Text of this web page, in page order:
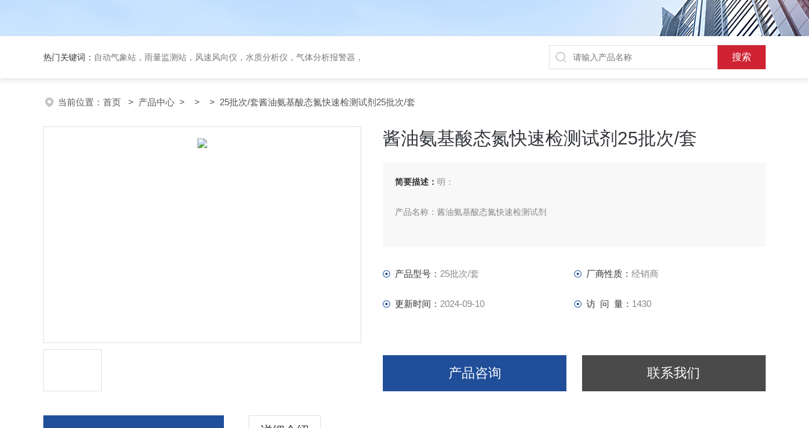
热门关键词： 自动气象站，雨量监测站，风速风向仪，水质分析仪，气体分析报警器，
当前位置： 首页 > 产品中心 > > > 25批次/套酱油氨基酸态氮快速检测试剂25批次/套
酱油氨基酸态氮快速检测试剂25批次/套
简要描述： 明：
产品名称：酱油氨基酸态氮快速检测试剂
检测项目：酱油中氨基酸态氮含量
适用范围：酱油（含生抽、老抽等）
产品型号： 25批次/套 厂商性质： 经销商
更新时间： 2024-09-10 访 问 量： 1430
产品咨询 联系我们